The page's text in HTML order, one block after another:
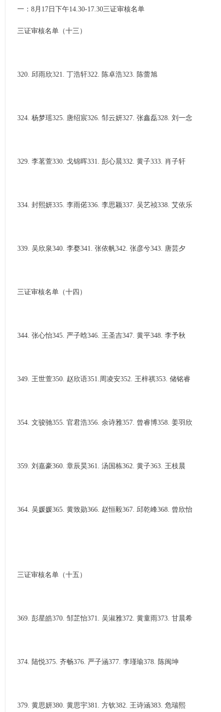
一：8月17日下午14.30-17.30三证审核名单
三证审核名单（十三）
320. 邱雨欣321. 丁浩轩322. 陈卓浩323. 陈蕾旭
324. 杨梦瑶325. 唐绍宸326. 邹云妍327. 张鑫磊328. 刘一念
329. 李茗萱330. 戈锦晖331. 彭心晨332. 黄子333. 肖子轩
334. 封熙妍335. 李雨偌336. 李思颖337. 吴艺祯338. 艾依乐
339. 吴欣泉340. 李婺341. 张依帆342. 张彦兮343. 唐芸夕
三证审核名单（十四）
344. 张心怡345. 严子晗346. 王圣吉347. 黄平348. 李予秋
349. 王世萱350. 赵欣语351.周凌安352. 王梓祺353. 储铭睿
354. 文骏驰355. 官君浩356. 余诗雅357. 曾睿博358. 姜羽欣
359. 刘嘉豪360. 章辰昊361. 汤国栋362. 黄子363. 王枝晨
364. 吴媛媛365. 黄致勋366. 赵恒毅367. 邱乾峰368. 曾欣怡
三证审核名单（十五）
369. 彭星皓370. 邹芷怡371. 吴淑雅372. 黄童雨373. 甘晨希
374. 陆悦375. 齐畅376. 严子涵377. 李瑾瑜378. 陈闽坤
379. 黄思妍380. 黄思宇381. 方钦382. 王诗涵383. 危瑞熙